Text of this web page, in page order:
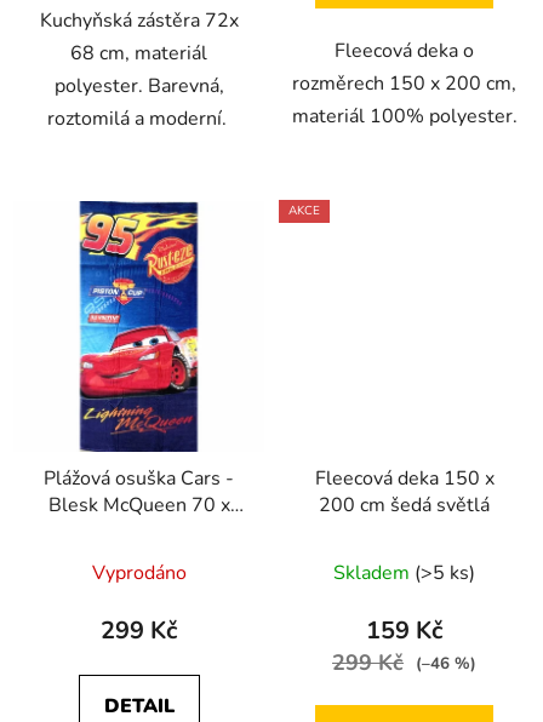
Kuchyňská zástěra 72x
68 cm, materiál
polyester. Barevná,
roztomilá a moderní.
Fleecová deka o
rozměrech 150 x 200 cm,
materiál 100% polyester.
Plážová osuška Cars -
Blesk McQueen 70 x
Vyprodáno
299 Kč
DETAIL
AKCE
Fleecová deka 150 x
200 cm šedá světlá
Skladem (>5 ks)
159 Kč
299 Kč (–46 %)